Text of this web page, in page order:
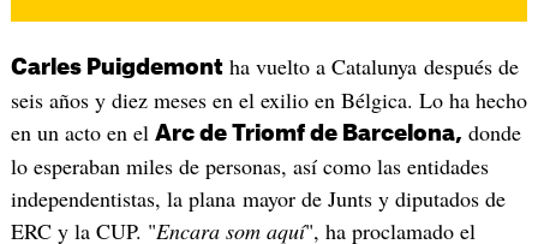
Carles Puigdemontha vuelto a Catalunya después de
seis años y diez meses en el exilio en Bélgica. Lo ha hecho
en un acto en el Arc de Triomf de Barcelona, donde
lo esperaban miles de personas, así como las entidades
independentistas, la plana mayor de Junts y diputados de
ERC y la CUP. "Encara som aquí", ha proclamado el